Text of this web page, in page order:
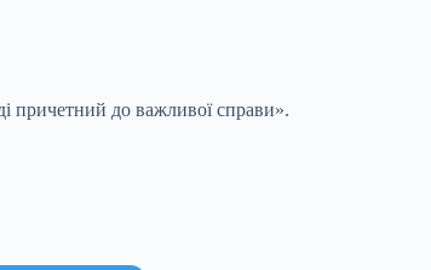
причетний до важливої справи».